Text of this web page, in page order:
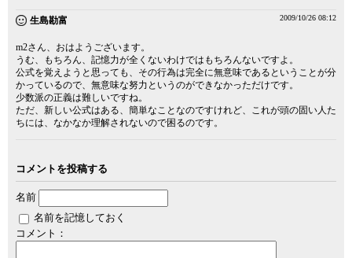
生島勘富 2009/10/26 08:12
m2さん、おはようございます。
うむ、もちろん、記憶力が全くないわけではもちろんないですよ。
公式を覚えようと思っても、その行為は完全に無意味であるということが分
かっているので、無意味な努力というのができなかっただけです。
少数派の正義は難しいですね。
ただ、新しい公式はある、簡単なことなのですけれど、これが頭の固い人た
ちには、なかなか理解されないので困るのです。
コメントを投稿する
名前
名前を記憶しておく
コメント：